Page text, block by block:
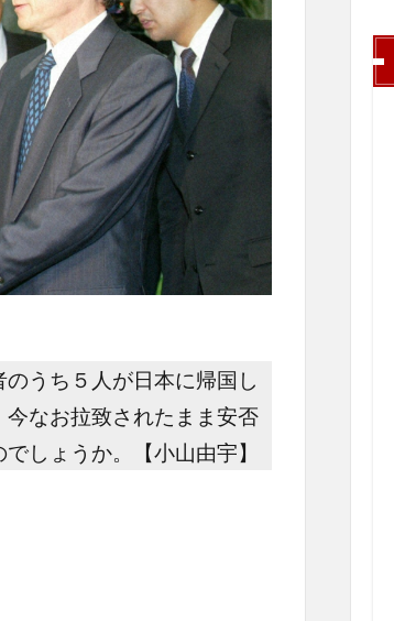
うち５人が日本に帰国し
なお拉致されたまま安否
しょうか。【小山由宇】